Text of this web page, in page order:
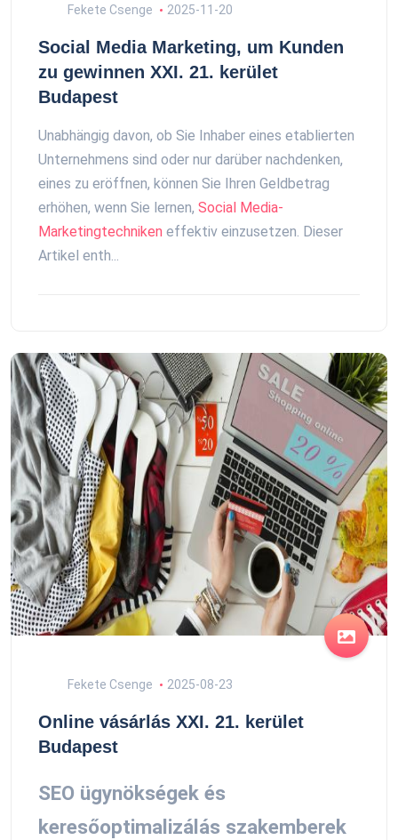
Fekete Csenge 2025-11-20
Social Media Marketing, um Kunden
zu gewinnen XXI. 21. kerület
Budapest
Unabhängig davon, ob Sie Inhaber eines etablierten
Unternehmens sind oder nur darüber nachdenken,
eines zu eröffnen, können Sie Ihren Geldbetrag
erhöhen, wenn Sie lernen, Social Media-
Marketingtechniken effektiv einzusetzen. Dieser
Artikel enth...
Fekete Csenge 2025-08-23
Online vásárlás XXI. 21. kerület
Budapest
SEO ügynökségek és
keresőoptimalizálás szakemberek